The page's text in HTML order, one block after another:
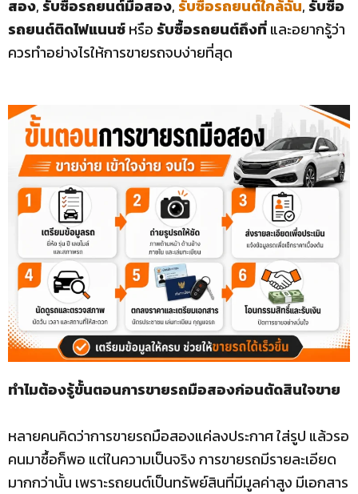
สอง, รับซื้อรถยนต์มือสอง, รับซื้อรถยนต์ใกล้ฉัน, รับซื้อ
รถยนต์ติดไฟแนนซ์หรือ รับซื้อรถยนต์ถึงที่และอยากรู้ว่า
ควรทำอย่างไรให้การขายรถจบง่ายที่สุด
ทำไมต้องรู้ขั้นตอนการขายรถมือสองก่อนตัดสินใจขาย
หลายคนคิดว่าการขายรถมือสองแค่ลงประกาศ ใส่รูป แล้วรอ
คนมาซื้อก็พอ แต่ในความเป็นจริง การขายรถมีรายละเอียด
มากกว่านั้น เพราะรถยนต์เป็นทรัพย์สินที่มีมูลค่าสูง มีเอกสาร